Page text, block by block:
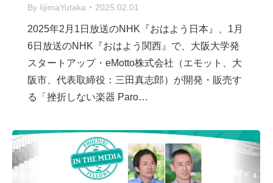
By IijimaYutaka 2025.02.01
2025年2月1日放送のNHK『おはよう日本』、1月
6日放送のNHK『おはよう関西』で、大阪大学発
スタートアップ・eMotto株式会社（エモット、大
阪市、代表取締役：三田真志郎）が開発・販売す
る「挫折しない楽器 Paro…